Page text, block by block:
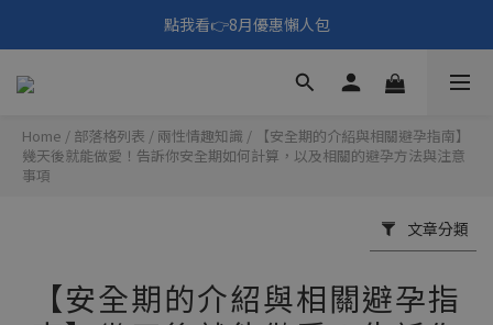
🎑《仲夏夜之淫夢》野獸先輩主題展！🙌點我看活動內容🙌
點我看👉8月優惠懶人包
填寫問券拿 69元折扣🧧
Home / 部落格列表 / 兩性情趣知識 /
【安全期的介紹與相關避孕指南】
幾天後就能做愛！告訴你安全期如何計算，以及相關的避孕方法與注意
事項
文章分類
【安全期的介紹與相關避孕指